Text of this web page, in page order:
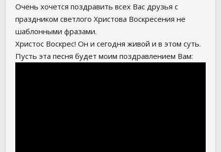
Очень хочется поздравить всех Вас друзья с
праздником светлого Христова Воскресения не
шаблонными фразами.
Христос Воскрес! Он и сегодня живой и в этом суть.
Пусть эта песня будет моим поздравлением Вам: